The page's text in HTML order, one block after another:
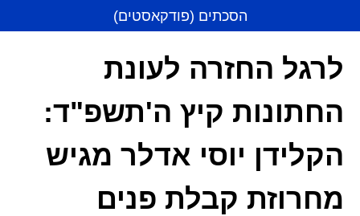
הסכתים (פודקאסטים)
לרגל החזרה לעונת
החתונות קיץ ה'תשפ"ד:
הקלידן יוסי אדלר מגיש
מחרוזת קבלת פנים